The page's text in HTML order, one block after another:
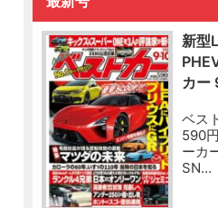
新型
カー
ベス
590
ーカ
SN…